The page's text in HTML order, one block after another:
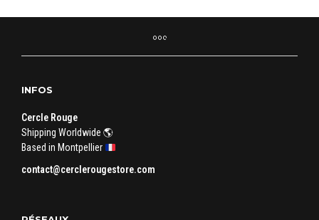
INFOS
Cercle Rouge
Shipping Worldwide 🌎
Based in Montpellier
contact@cerclerougestore.com